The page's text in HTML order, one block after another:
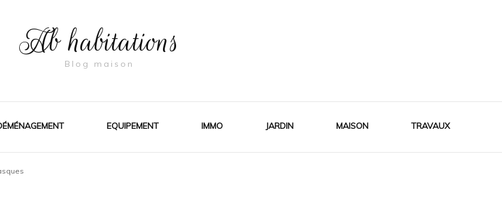
Ab habitations
Blog maison
EQUIPEMENT IMMO JARDIN MAISON TRAVAUX